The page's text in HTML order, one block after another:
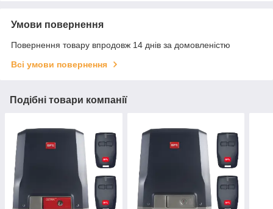
Умови повернення
Повернення товару впродовж 14 днів за домовленістю
Всі умови повернення
Подібні товари компанії